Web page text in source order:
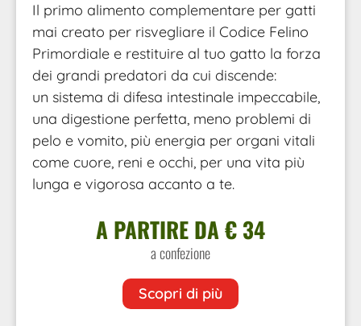
Il primo alimento complementare per gatti
mai creato per risvegliare il Codice Felino
Primordiale e restituire al tuo gatto la forza
dei grandi predatori da cui discende:
un sistema di difesa intestinale impeccabile,
una digestione perfetta, meno problemi di
pelo e vomito, più energia per organi vitali
come cuore, reni e occhi, per una vita più
lunga e vigorosa accanto a te.
A PARTIRE DA € 34
a confezione
Scopri di più